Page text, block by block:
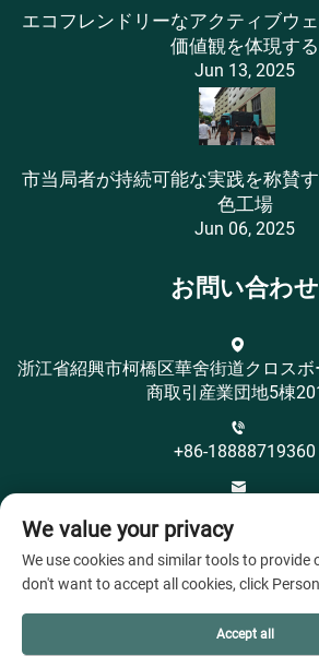
エコフレンドリーなアクティブウ
価値観を体現する
Jun 13, 2025
市当局者が持続可能な実践を称賛
色工場
Jun 06, 2025
お問い合わせ
浙江省紹興市柯橋区華舍街道クロス
商取引産業団地5棟
+86-18888719360
We value your privacy
We use cookies and similar tools to provide
don't want to accept all cookies, click
Accept all